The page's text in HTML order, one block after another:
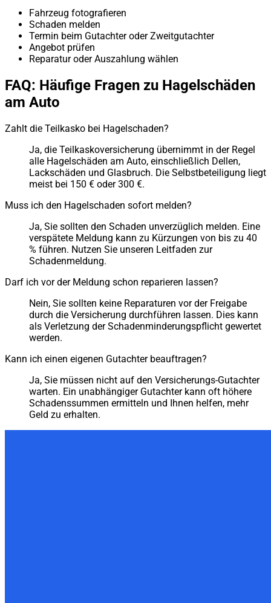
Fahrzeug fotografieren
Schaden melden
Termin beim Gutachter oder Zweitgutachter
Angebot prüfen
Reparatur oder Auszahlung wählen
FAQ: Häufige Fragen zu Hagelschäden
am Auto
Zahlt die Teilkasko bei Hagelschaden?
Ja, die Teilkaskoversicherung übernimmt in der Regel
alle Hagelschäden am Auto, einschließlich Dellen,
Lackschäden und Glasbruch. Die Selbstbeteiligung liegt
meist bei 150 € oder 300 €.
Muss ich den Hagelschaden sofort melden?
Ja, Sie sollten den Schaden unverzüglich melden. Eine
verspätete Meldung kann zu Kürzungen von bis zu 40
% führen. Nutzen Sie unseren Leitfaden zur
Schadenmeldung.
Darf ich vor der Meldung schon reparieren lassen?
Nein, Sie sollten keine Reparaturen vor der Freigabe
durch die Versicherung durchführen lassen. Dies kann
als Verletzung der Schadenminderungspflicht gewertet
werden.
Kann ich einen eigenen Gutachter beauftragen?
Ja, Sie müssen nicht auf den Versicherungs-Gutachter
warten. Ein unabhängiger Gutachter kann oft höhere
Schadenssummen ermitteln und Ihnen helfen, mehr
Geld zu erhalten.